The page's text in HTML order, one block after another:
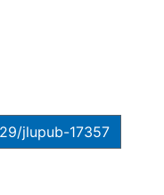
jlupub-17357